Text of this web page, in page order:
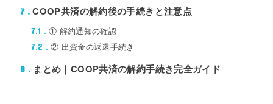
7 COOP共済の解約後の手続きと注意点
7.1 ① 解約通知の確認
7.2 ② 出資金の返還手続き
8 まとめ｜COOP共済の解約手続き完全ガイド